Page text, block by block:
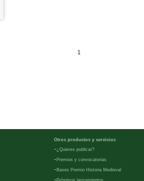
1
Otros productos y servicios
-¿Quieres publicar?
- Premios y convocatorias
- Bases Premio Historia Medieval
- Próximos lanzamientos